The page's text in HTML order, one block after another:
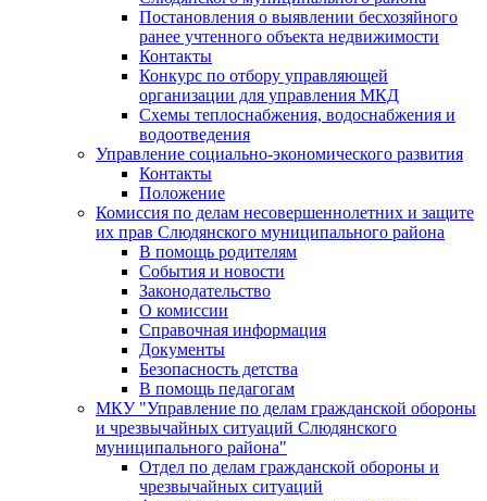
Постановления о выявлении бесхозяйного
ранее учтенного объекта недвижимости
Контакты
Конкурс по отбору управляющей
организации для управления МКД
Схемы теплоснабжения, водоснабжения и
водоотведения
Управление социально-экономического развития
Контакты
Положение
Комиссия по делам несовершеннолетних и защите
их прав Слюдянского муниципального района
В помощь родителям
События и новости
Законодательство
О комиссии
Справочная информация
Документы
Безопасность детства
В помощь педагогам
МКУ "Управление по делам гражданской обороны
и чрезвычайных ситуаций Слюдянского
муниципального района"
Отдел по делам гражданской обороны и
чрезвычайных ситуаций